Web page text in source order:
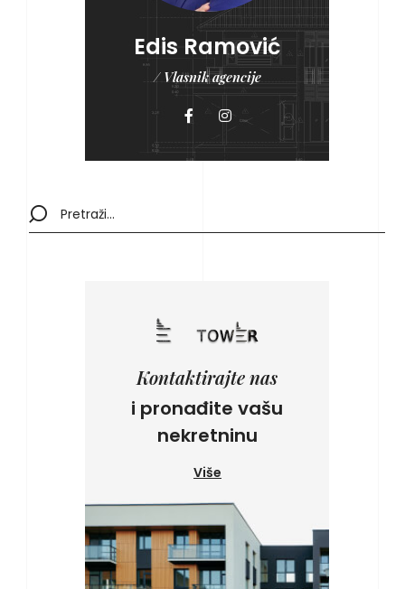
Edis Ramović
/ Vlasnik agencije
Kontaktirajte nas
i pronađite vašu
nekretninu
Više